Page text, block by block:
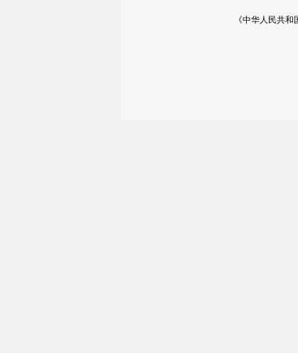
《中华人民共